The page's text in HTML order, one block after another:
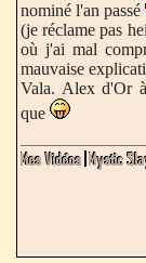
nominé l'an passé
(je réclame pas
où j'ai mal
mauvaise
Vala. Alex d'Or
que